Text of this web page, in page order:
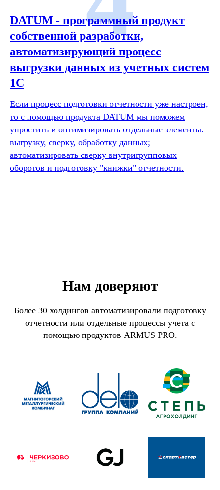
DATUM - программный продукт
собственной разработки,
автоматизирующий процесс
выгрузки данных из учетных систем
1С
Если процесс подготовки отчетности уже настроен,
то с помощью продукта DATUM мы поможем
упростить и оптимизировать отдельные элементы:
выгрузку, сверку, обработку данных;
автоматизировать сверку внутригрупповых
оборотов и подготовку "книжки" отчетности.
Нам доверяют
Более 30 холдингов автоматизировали подготовку
отчетности или отдельные процессы учета с
помощью продуктов ARMUS PRO.